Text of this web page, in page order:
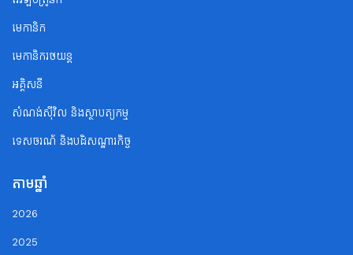
មេកានិក
មេកានិករថយន្ត
អគ្គិសនី
សំណង់ស៊ីវិល និងស្ថាបត្យកម្ម
ទេសចរណ័ និងបដិសណ្ឋារកិច្ច
តាមឆ្នាំ
2026
2025